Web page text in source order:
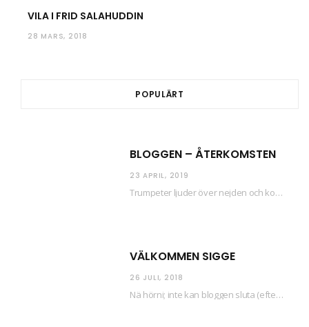
VILA I FRID SALAHUDDIN
28 MARS, 2018
POPULÄRT
BLOGGEN – ÅTERKOMSTEN
23 APRIL, 2019
Trumpeter ljuder över nejden och konfetti regnar längsmed husfasaderna – FREDEN ÄR HÄR! Eller ahem.…
VÄLKOMMEN SIGGE
26 JULI, 2018
Nä hörni; inte kan bloggen sluta (eftersom jag så sällan uppdaterar skiten) i sånt supermoll.…